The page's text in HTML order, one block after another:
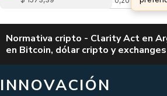
ALERTA
Normativa cripto - Clarity Act en
en Bitcoin, dólar cripto y exchanges
INNOVACIÓN